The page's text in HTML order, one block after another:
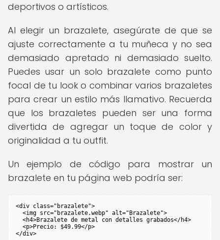
deportivos o artísticos.
Al elegir un brazalete, asegúrate de que se
ajuste correctamente a tu muñeca y no sea
demasiado apretado ni demasiado suelto.
Puedes usar un solo brazalete como punto
focal de tu look o combinar varios brazaletes
para crear un estilo más llamativo. Recuerda
que los brazaletes pueden ser una forma
divertida de agregar un toque de color y
originalidad a tu outfit.
Un ejemplo de código para mostrar un
brazalete en tu página web podría ser:
<div class="brazalete">
  <img src="brazalete.webp" alt="Brazalete">
  <h4>Brazalete de metal con detalles grabados</h4>
  <p>Precio: $49.99</p>
</div>